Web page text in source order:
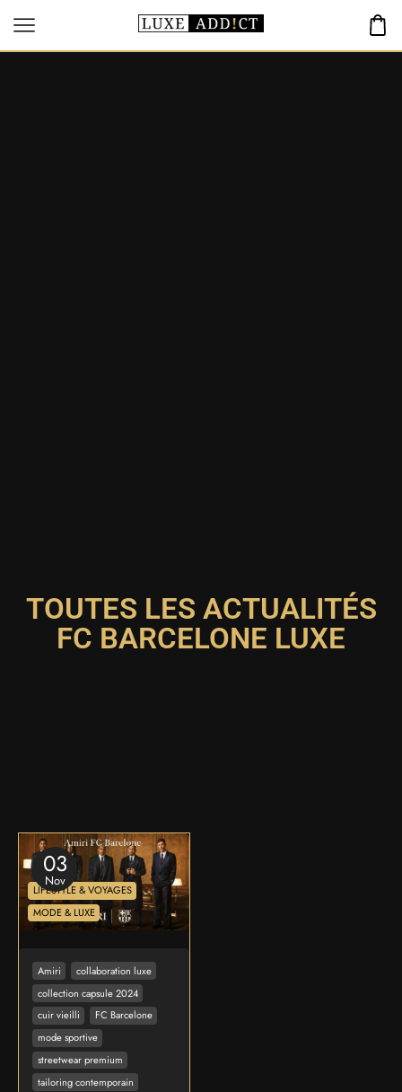
TOUTES LES ACTUALITÉS
FC BARCELONE LUXE
03
Nov
LIFESTYLE & VOYAGES
MODE & LUXE
Amiri
collaboration luxe
collection capsule 2024
cuir vieilli
FC Barcelone
mode sportive
streetwear premium
tailoring contemporain